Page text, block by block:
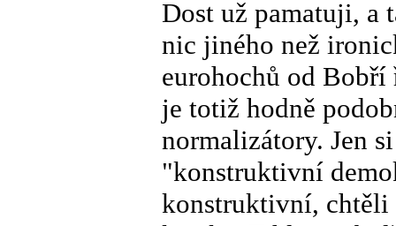
Dost už pamatuji, a
nic jiného než
eurohochů od Bobří
je totiž hodně
normalizátory. Jen
"konstruktivní
konstruktivní, chtěli